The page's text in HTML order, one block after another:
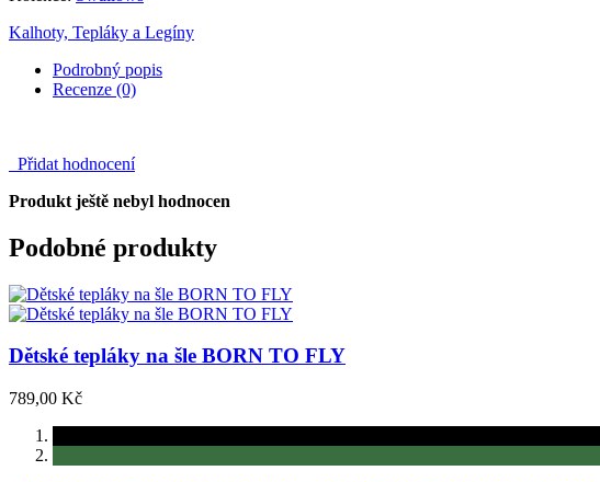
Kalhoty, Tepláky a Legíny
Podrobný popis
Recenze (0)
Přidat hodnocení
Produkt ještě nebyl hodnocen
Podobné produkty
Dětské tepláky na šle BORN TO FLY
789,00 Kč